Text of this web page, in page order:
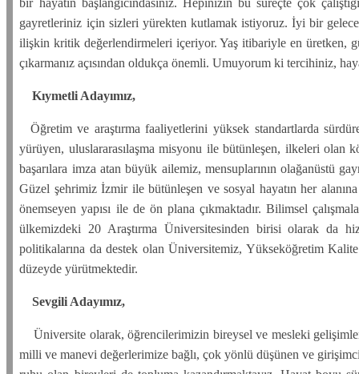
bir hayatın başlangıcındasınız. Hepinizin bu süreçte çok
gayretleriniz için sizleri yürekten kutlamak istiyoruz. İyi bir
ilişkin kritik değerlendirmeleri içeriyor. Yaş itibariyle en üretken,
çıkarmanız açısından oldukça önemli. Umuyorum ki tercihiniz,
Kıymetli Adayımız,
Öğretim ve araştırma faaliyetlerini yüksek standartlarda
yürüyen, uluslararasılaşma misyonu ile bütünleşen, ilkeleri olan
başarılara imza atan büyük ailemiz, mensuplarının olağanüstü
Güzel şehrimiz İzmir ile bütünleşen ve sosyal hayatın her
önemseyen yapısı ile de ön plana çıkmaktadır. Bilimsel
ülkemizdeki 20 Araştırma Üniversitesinden birisi olarak da
politikalarına da destek olan Üniversitemiz, Yükseköğretim
düzeyde yürütmektedir.
Sevgili Adayımız,
Üniversite olarak, öğrencilerimizin bireysel ve mesleki
milli ve manevi değerlerimize bağlı, çok yönlü düşünen ve